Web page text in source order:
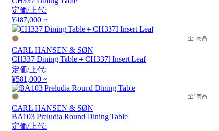
定価/上代:
¥487,000 ~
全1商品
CARL HANSEN & SØN
CH337 Dining Table＋CH337I Insert Leaf
定価/上代:
¥581,000 ~
全1商品
CARL HANSEN & SØN
BA103 Preludia Round Dining Table
定価/上代: